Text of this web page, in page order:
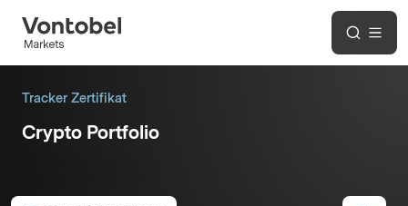
Tracker Zertifikat
Crypto Portfolio